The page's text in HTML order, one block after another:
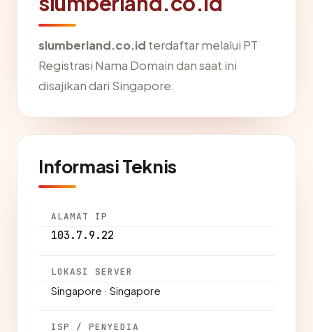
slumberland.co.id terdaftar melalui PT
Registrasi Nama Domain dan saat ini
disajikan dari Singapore.
Informasi Teknis
ALAMAT IP
103.7.9.22
LOKASI SERVER
Singapore · Singapore
ISP / PENYEDIA